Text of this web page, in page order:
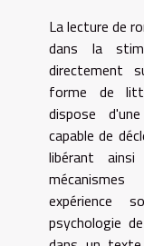
La lecture de
dans la
directement
forme de
dispose
capable de
libérant
expérience
psychologie